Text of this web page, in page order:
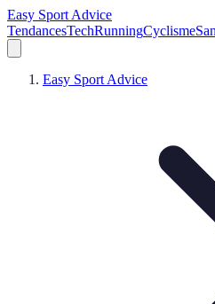
Easy Sport Advice
TendancesTechRunningCyclisme
Easy Sport Advice